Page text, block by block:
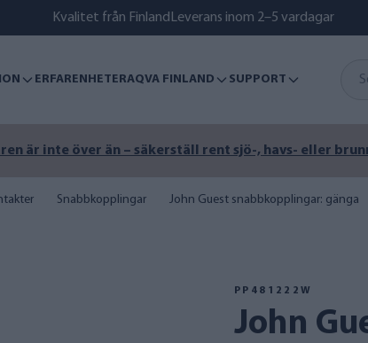
Kvalitet från Finland Leverans inom 2–5 vardagar
ERFARENHETERAQVA FINLAND SUPPORT
är inte över än – säkerställ rent sjö-, havs- eller
Snabbkopplingar John Guest snabbkopplingar: gänga
PP481222W
John Guest 3/8 tums